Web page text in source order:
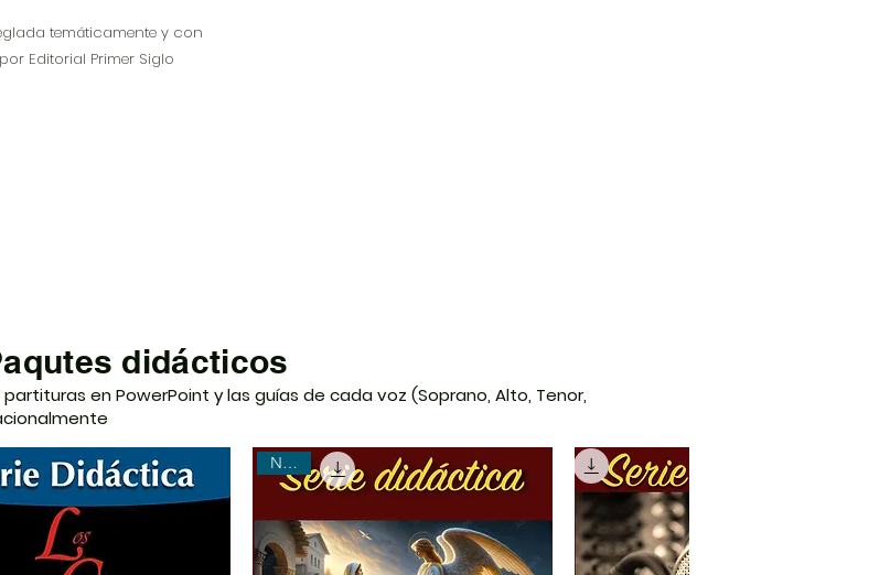
temáticamente y con
Editorial Primer Siglo
didácticos
en PowerPoint y las guías de cada voz (Soprano, Alto, Tenor,
Nuevo